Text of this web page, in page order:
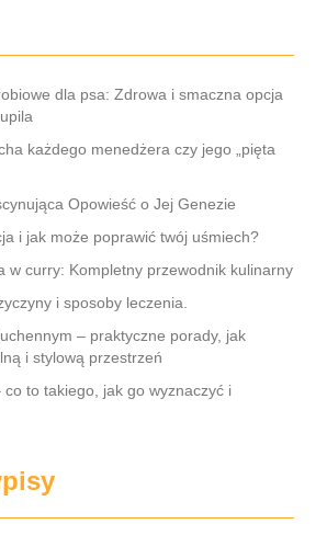
dla psa: Zdrowa i smaczna opcja
każdego menedżera czy jego „pięta
Opowieść o Jej Genezie
i jak może poprawić twój uśmiech?
w curry: Kompletny przewodnik kulinarny
i sposoby leczenia.
– praktyczne porady, jak
i stylową przestrzeń
co to takiego, jak go wyznaczyć i